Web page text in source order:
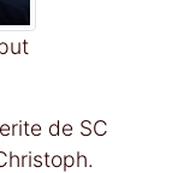
de SC